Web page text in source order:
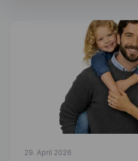
29. April 2026